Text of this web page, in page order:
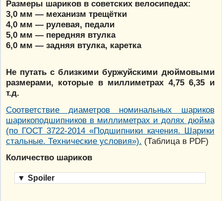
Размеры шариков в советских велосипедах:
3,0 мм — механизм трещётки
4,0 мм — рулевая, педали
5,0 мм — передняя втулка
6,0 мм — задняя втулка, каретка
Не путать с близкими буржуйскими дюймовыми
размерами, которые в миллиметрах 4,75 6,35 и
т.д.
Соответствие диаметров номинальных шариков
шарикоподшипников в миллиметрах и долях дюйма
(по ГОСТ 3722-2014 «Подшипники качения. Шарики
стальные. Технические условия»). (Таблица в PDF)
Количество шариков
▼ Spoiler